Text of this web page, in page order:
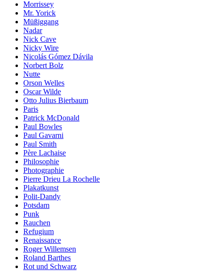
Morrissey
Mr. Yorick
Müßiggang
Nadar
Nick Cave
Nicky Wire
Nicolás Gómez Dávila
Norbert Bolz
Nutte
Orson Welles
Oscar Wilde
Otto Julius Bierbaum
Paris
Patrick McDonald
Paul Bowles
Paul Gavarni
Paul Smith
Père Lachaise
Philosophie
Photographie
Pierre Drieu La Rochelle
Plakatkunst
Polit-Dandy
Potsdam
Punk
Rauchen
Refugium
Renaissance
Roger Willemsen
Roland Barthes
Rot und Schwarz